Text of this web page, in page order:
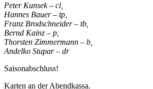
Peter Kunsek – cl,
Hannes Bauer – tp,
Franz Brodschneider – tb,
Bernd Kainz – p,
Thorsten Zimmermann – b,
Andelko Stupar – dr
Saisonabschluss!
Karten an der Abendkassa.